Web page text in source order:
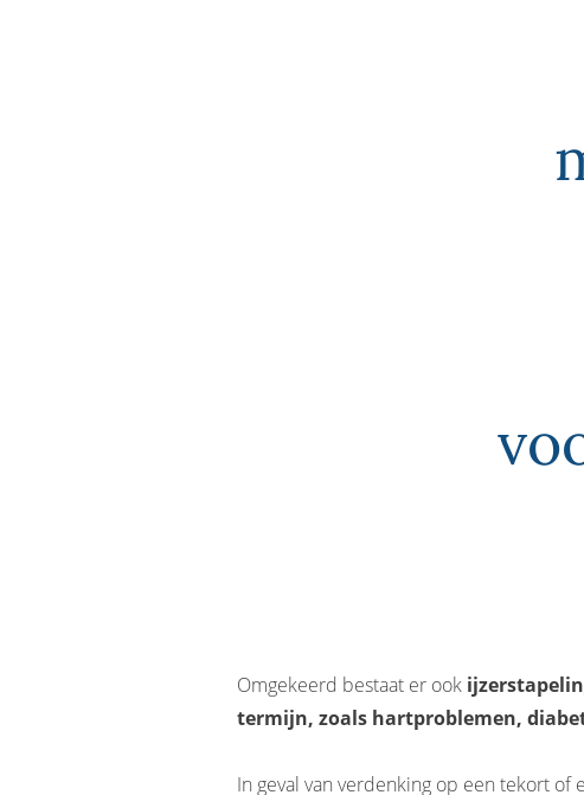
Omgekeerd bestaat er ook
termijn, zoals hartproblemen,
In geval van verdenking op een tekort